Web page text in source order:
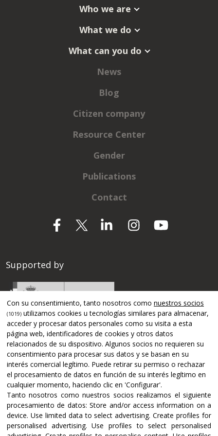
Who we are
What we do
What can you do
News
Blog
Citizen company
Resource Center
Gender
Publications
Contact
Supported by
Certifications and accreditations
Con su consentimiento, tanto nosotros como nuestros socios
(1019) utilizamos cookies u tecnologías similares para almacenar,
acceder y procesar datos personales como su visita a esta
página web, identificadores de cookies y otros datos
relacionados de su dispositivo. Algunos socios no requieren su
consentimiento para procesar sus datos y se basan en su
interés comercial legítimo. Puede retirar su permiso o rechazar
el procesamiento de datos en función de su interés legítimo en
cualquier momento, haciendo clic en 'Configurar'.
Tanto nosotros como nuestros socios realizamos el siguiente
procesamiento de datos:Store and/or access information on a
device. Use limited data to select advertising.Create profiles for
personalised advertising.Use profiles to select personalised